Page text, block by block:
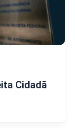
Cidadã